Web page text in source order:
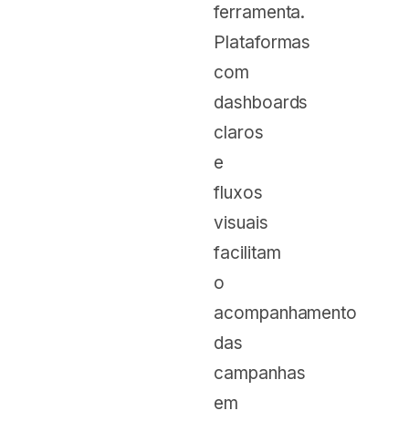
ferramenta.
Plataformas
com
dashboards
claros
e
fluxos
visuais
facilitam
o
acompanhamento
das
campanhas
em